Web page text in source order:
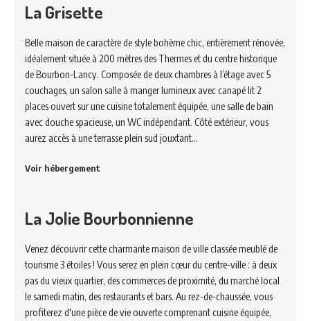
La Grisette
Belle maison de caractère de style bohème chic, entièrement rénovée,
idéalement située à 200 mètres des Thermes et du centre historique
de Bourbon-Lancy. Composée de deux chambres à l’étage avec 5
couchages, un salon salle à manger lumineux avec canapé lit 2
places ouvert sur une cuisine totalement équipée, une salle de bain
avec douche spacieuse, un WC indépendant. Côté extérieur, vous
aurez accès à une terrasse plein sud jouxtant…
Voir hébergement
La Jolie Bourbonnienne
Venez découvrir cette charmante maison de ville classée meublé de
tourisme 3 étoiles ! Vous serez en plein cœur du centre-ville : à deux
pas du vieux quartier, des commerces de proximité, du marché local
le samedi matin, des restaurants et bars. Au rez-de-chaussée, vous
profiterez d'une pièce de vie ouverte comprenant cuisine équipée,